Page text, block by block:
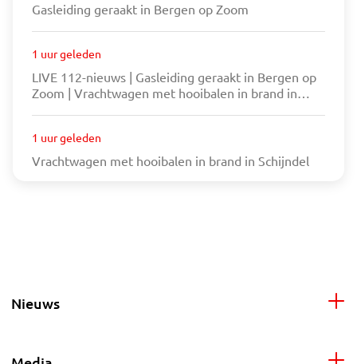
Gasleiding geraakt in Bergen op Zoom
1 uur geleden
LIVE 112-nieuws | Gasleiding geraakt in Bergen op
Zoom | Vrachtwagen met hooibalen in brand in
1 uur geleden
Vrachtwagen met hooibalen in brand in Schijndel
Nieuws